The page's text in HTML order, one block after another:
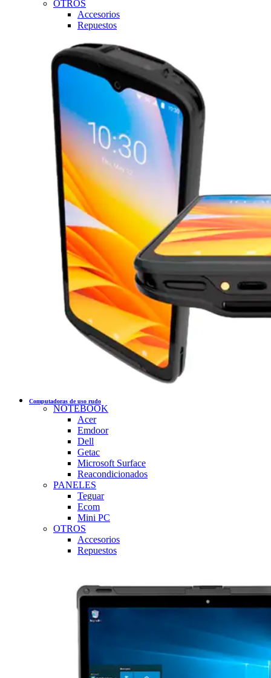
OTROS
Accesorios
Repuestos
Computadoras de uso rudo
NOTEBOOK
Acer
Emdoor
Dell
Getac
Microsoft Surface
Reacondicionados
PANELES
Teguar
Ecom
Mini PC
OTROS
Accesorios
Repuestos